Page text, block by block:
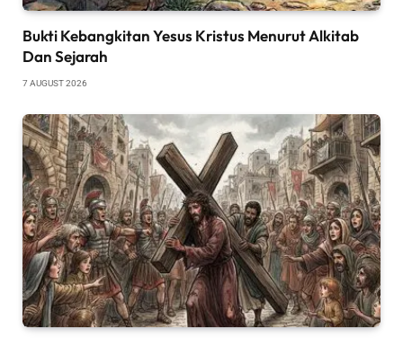
Bukti Kebangkitan Yesus Kristus Menurut Alkitab
Dan Sejarah
7 AUGUST 2026